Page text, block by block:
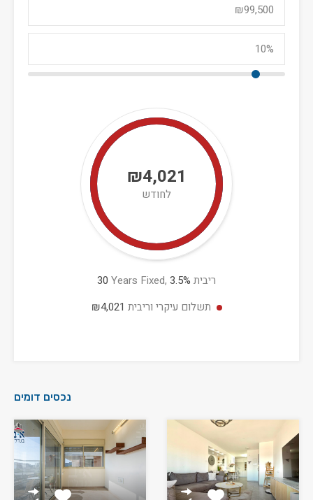
₪4,021
לחודש
30 Years Fixed, 3.5% ריבית
תשלום עיקרי וריבית ₪4,021
נכסים דומים